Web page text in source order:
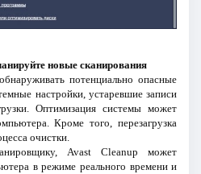
новые сканирования
потенциально опасные
настройки, устаревшие записи
Оптимизация системы может
Кроме того, перезагрузка
очистки.
Avast Cleanup может
в режиме реального времени и